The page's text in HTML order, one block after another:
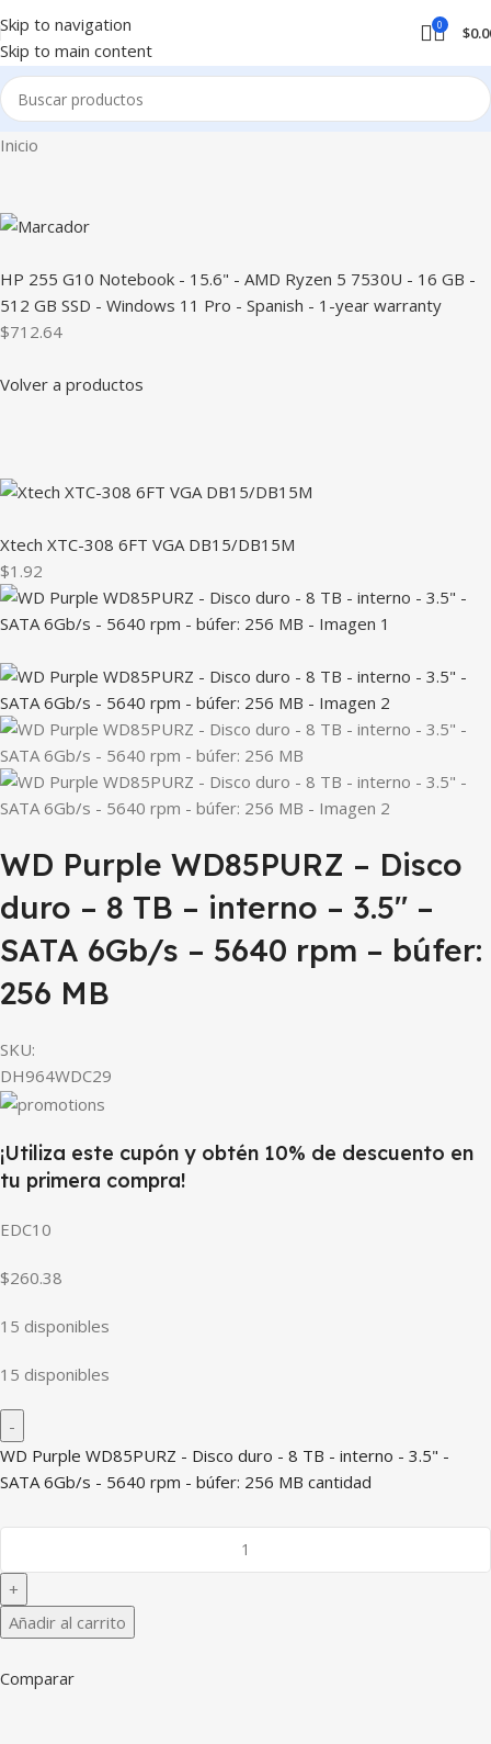
Skip to navigation
Skip to main content
0 $
Inicio
HP 255 G10 Notebook - 15.6" - AMD Ryzen 5 7530U - 16 GB -
512 GB SSD - Windows 11 Pro - Spanish - 1-year warranty
$712.64
Volver a productos
Xtech XTC-308 6FT VGA DB15/DB15M
$1.92
WD Purple WD85PURZ – Disco
duro – 8 TB – interno – 3.5″ –
SATA 6Gb/s – 5640 rpm – búfer:
256 MB
SKU:
DH964WDC29
¡Utiliza este cupón y obtén 10% de descuento en
tu primera compra!
EDC10
$260.38
15 disponibles
15 disponibles
WD Purple WD85PURZ - Disco duro - 8 TB - interno - 3.5" -
SATA 6Gb/s - 5640 rpm - búfer: 256 MB cantidad
Añadir al carrito
Comparar